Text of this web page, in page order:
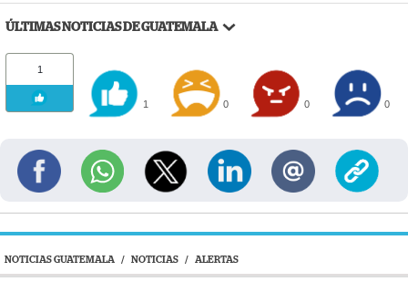
ÚLTIMAS NOTICIAS DE GUATEMALA
1
1 0 0 0
NOTICIAS GUATEMALA / NOTICIAS / ALERTAS